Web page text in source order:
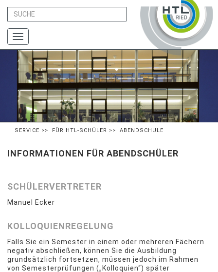
Toggle
navigation
SERVICE >> FÜR HTL-SCHÜLER >> ABENDSCHULE
INFORMATIONEN FÜR ABENDSCHÜLER
SCHÜLERVERTRETER
Manuel Ecker
KOLLOQUIENREGELUNG
Falls Sie ein Semester in einem oder mehreren Fächern
negativ abschließen, können Sie die Ausbildung
grundsätzlich fortsetzen, müssen jedoch im Rahmen
von Semesterprüfungen („Kolloquien“) später